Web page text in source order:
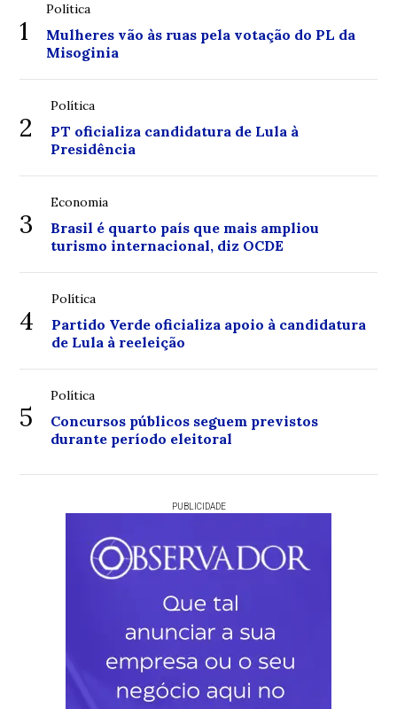
1
Política
Mulheres vão às ruas pela votação do PL da
Misoginia
2
Política
PT oficializa candidatura de Lula à
Presidência
3
Economia
Brasil é quarto país que mais ampliou
turismo internacional, diz OCDE
4
Política
Partido Verde oficializa apoio à candidatura
de Lula à reeleição
5
Política
Concursos públicos seguem previstos
durante período eleitoral
PUBLICIDADE